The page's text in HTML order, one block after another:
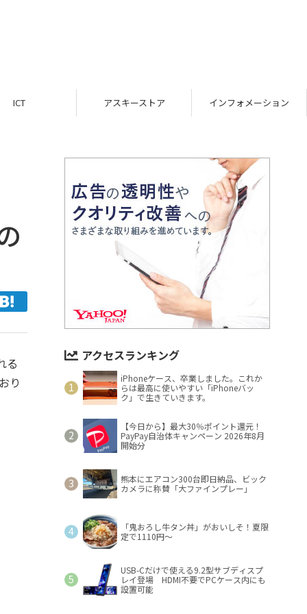
ICT アスキーストア インフォメーション
る
り
アクセスランキング
iPhoneケース、卒業しました。これか
らは最高に使いやすい「iPhoneバッ
ク」で生きていきます。
【今日から】最大30％ポイント還元！
PayPay自治体キャンペーン 2026年8月
開始分
熊本にエアコン300台即日納品、ビック
カメラに称賛「大ファインプレー」
「鬼おろし牛タン丼」がおいしそ！夏限
定で1110円～
USB-Cだけで使える9.2型サブディスプ
レイ登場 HDMI不要でPCケース内にも
設置可能